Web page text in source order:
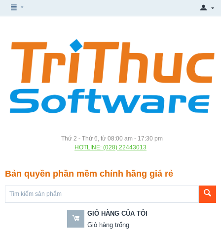
Thứ 2 - Thứ 6, từ 08:00 am - 17:30 pm
HOTLINE: (028) 22443013
Bản quyền phần mềm chính hãng giá rẻ
GIỎ HÀNG CỦA TÔI
Giỏ hàng trống